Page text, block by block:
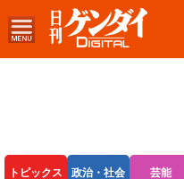
トピックス 政治・社会 芸能